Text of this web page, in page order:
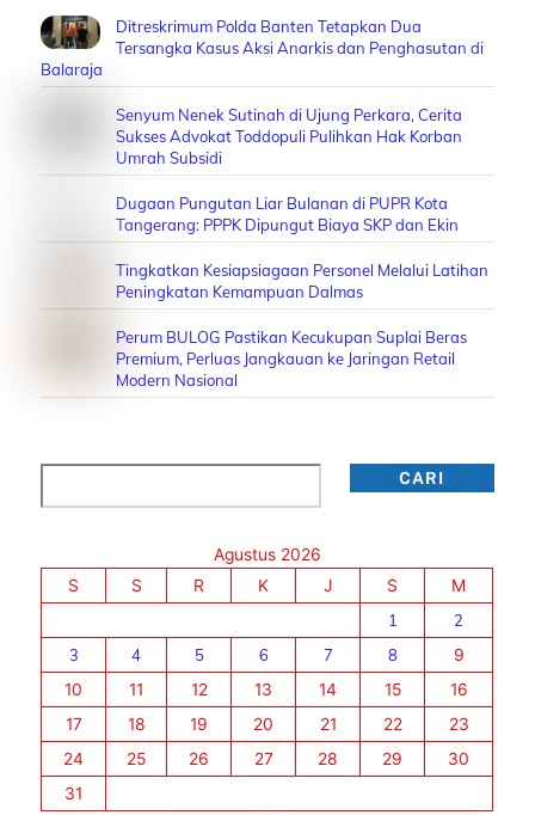
Ditreskrimum Polda Banten Tetapkan Dua
Tersangka Kasus Aksi Anarkis dan Penghasutan di
Balaraja
Senyum Nenek Sutinah di Ujung Perkara, Cerita
Sukses Advokat Toddopuli Pulihkan Hak Korban
Umrah Subsidi
Dugaan Pungutan Liar Bulanan di PUPR Kota
Tangerang: PPPK Dipungut Biaya SKP dan Ekin
Tingkatkan Kesiapsiagaan Personel Melalui Latihan
Peningkatan Kemampuan Dalmas
Perum BULOG Pastikan Kecukupan Suplai Beras
Premium, Perluas Jangkauan ke Jaringan Retail
Modern Nasional
CARI
Agustus 2026
S
S R K J S
M
1
2
3
4 5 6 7 8
9
10
11 12 13 14 15
16
17
18 19 20 21 22
23
24
25 26 27 28 29
30
31